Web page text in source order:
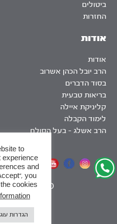
אודות
אודות
הרב יובל הכהן אשרוב
בסוד הדברים
בריאות טבעית
קליניקת איילה
לימוד הקבלה
הרב אשלג – בעל הסולם
ביטולים
החזרות
אתר
SEO
|
to
experience
and
you
cookies.
הגדרות
x